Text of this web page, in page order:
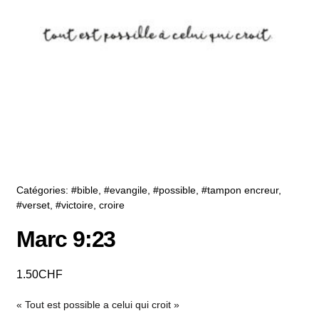
Catégories:#bible ,#evangile ,#possible ,#tampon encreur,
#verset ,#victoire ,croire
Marc 9:23
1.50CHF
« Tout est possible a celui qui croit »